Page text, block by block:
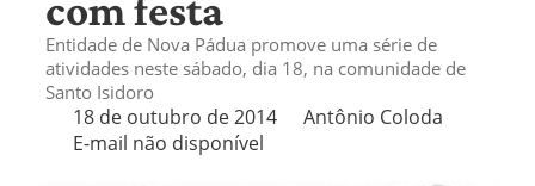
com festa
Entidade de Nova Pádua promove uma série de
atividades neste sábado, dia 18, na comunidade de
Santo Isidoro
18 de outubro de 2014
Antônio Coloda
E-mail não disponível